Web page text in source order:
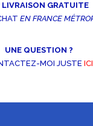
LIVRAISON GRATUITE
EN FRANCE
UNE QUESTION ?
MOI JUSTE ICI